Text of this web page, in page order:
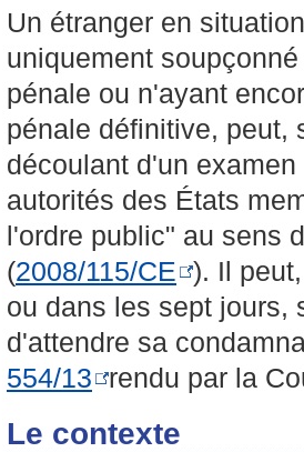
Un étranger en
uniquement
pénale ou n'ayant
pénale définitive, peut,
découlant d'un
autorités des États
l'ordre public" au sens
(2008/115/CE ). Il
ou dans les sept jours,
d'attendre sa
554/13
rendu par la
Le contexte